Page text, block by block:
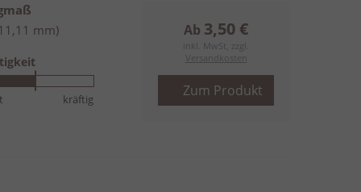
mm)
kräftig
Ab 3,50 €
inkl. MwSt, zzgl.
Versandkosten
Zum Produkt